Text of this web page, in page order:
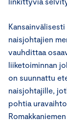
naisjohtajien
vauhdittaa
liiketoiminnan
on suunnattu
naisjohtajille,
pohtia